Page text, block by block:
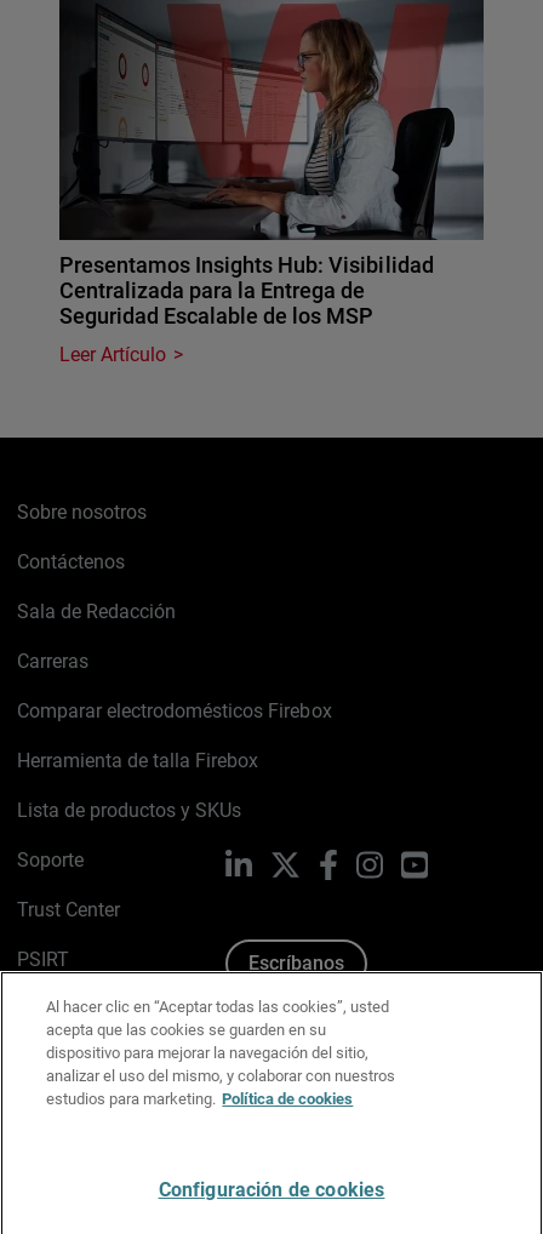
Presentamos Insights Hub: Visibilidad
Centralizada para la Entrega de
Seguridad Escalable de los MSP
Leer Artículo
Sobre nosotros
Contáctenos
Sala de Redacción
Carreras
Comparar electrodomésticos Firebox
Herramienta de talla Firebox
Lista de productos y SKUs
Soporte
Trust Center
PSIRT
Política de cookies
Política de privacidad
Kit de medios y marca
LinkedIn FacebookInstagramYouTube
Escríbanos
Al hacer clic en “Aceptar todas las cookies”, usted
acepta que las cookies se guarden en su
dispositivo para mejorar la navegación del sitio,
analizar el uso del mismo, y colaborar con nuestros
estudios para marketing. Política de cookies
Configuración de cookies